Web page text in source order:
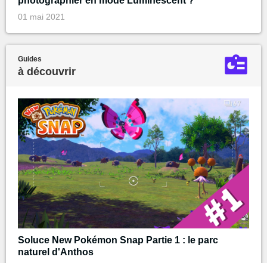
01 mai 2021
Guides
à découvrir
Soluce New Pokémon Snap Partie 1 : le parc
naturel d'Anthos